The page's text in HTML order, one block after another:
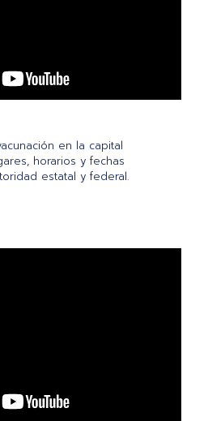
en la capital
horarios y fechas
estatal y federal.